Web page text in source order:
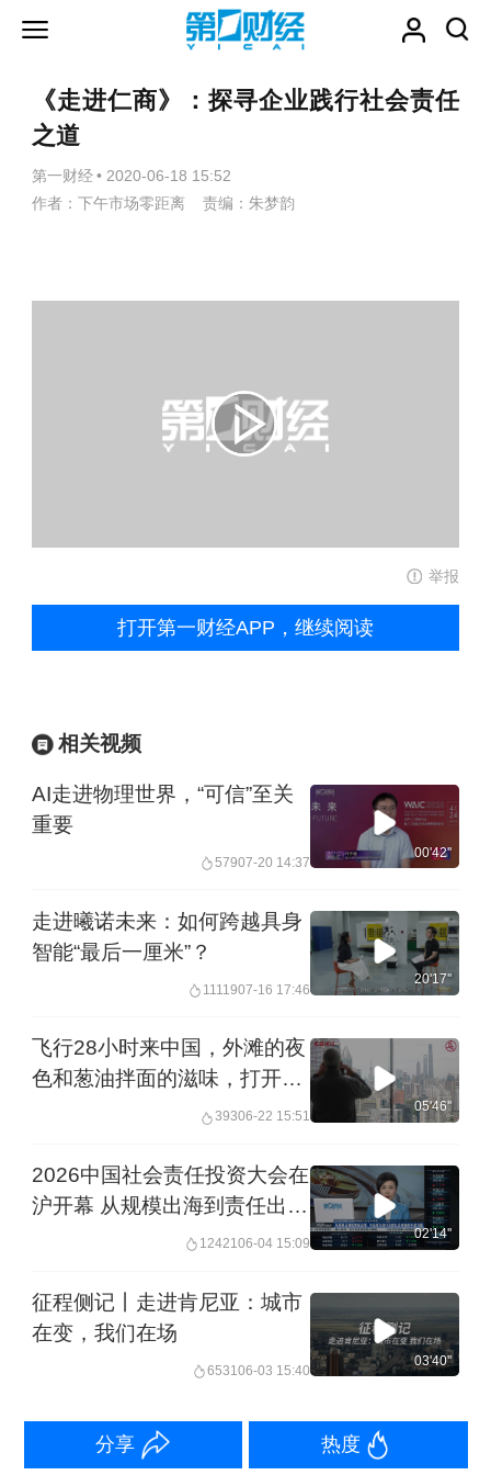
《走进仁商》：探寻企业践行社会责任
之道
第一财经 • 2020-06-18 15:52
作者：下午市场零距离 责编：朱梦韵
举报
打开第一财经APP，继续阅读
相关视频
AI走进物理世界，“可信”至关
重要
57907-20 14:37
00'42''
走进曦诺未来：如何跨越具身
智能“最后一厘米”？
1111907-16 17:46
20'17''
飞行28小时来中国，外滩的夜
色和葱油拌面的滋味，打开了
他们探寻上海的味蕾39306-22 15:51
05'46''
2026中国社会责任投资大会在
沪开幕 从规模出海到责任出海
中企成为践行全球社会责任的
1242106-04 15:09
02'14''
征程侧记丨走进肯尼亚：城市
在变，我们在场
653106-03 15:40
03'40''
分享 热度